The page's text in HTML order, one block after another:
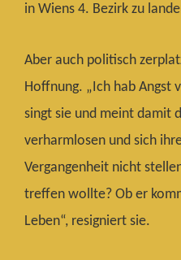
in Wiens 4. Bezirk zu
Aber auch politisch
Hoffnung. „Ich hab Angst
singt sie und meint damit
verharmlosen und sich
Vergangenheit nicht
treffen wollte? Ob er
Leben“, resigniert sie.